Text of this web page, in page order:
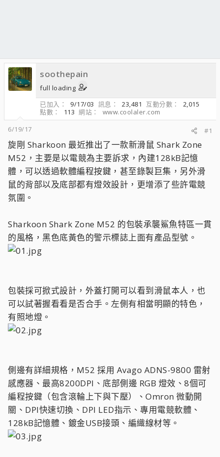
soothepain
full loading
已加入
9/17/03 訊息 23,481 互動分數
2,015
點數
113 網站
www.coolaler.com
6/19/17
#1
旋剛 Sharkoon 最近推出了一款新滑鼠 Shark Zone
M52，主要是以電競為主要訴求，內建128kB記憶
體，可以透過軟體編程按鍵，甚至錄製巨集，另外滑
鼠的背部以及底部都有燈效設計，更增添了些許電競
氛圍。
Sharkoon Shark Zone M52 的包裝承襲鯊魚特區一貫
的風格，黑色底黃色的警示標誌上面有產品型號。
包裝採可掀式設計，外蓋打開可以看到滑鼠本人，也
可以試著握看看是否合手。左側有相當明顯的特色，
有照地燈。
側邊有詳細規格，M52 採用 Avago ADNS-9800 雷射
感應器、最高8200DPI、底部側邊 RGB 燈效、8個可
編程按鍵（包含滾輪上下與下壓）、Omron 微動開
關、DPI快速切換、DPI LED指示、專用電競軟體、
128kB記憶體、鍍金USB接頭、編織線材等。